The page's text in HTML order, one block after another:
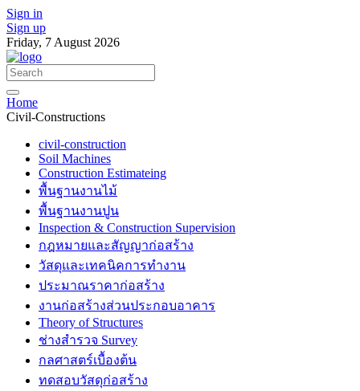
Sign in
Sign up
Friday, 7 August 2026
Home
Civil-Constructions
civil-construction
Soil Machines
Construction Estimateing
พื้นฐานงานไม้
พื้นฐานงานปูน
Inspection & Construction Supervision
กฎหมายและสัญญาก่อสร้าง
วัสดุและเทคนิคการทำงาน
ประมาณราคาก่อสร้าง
งานก่อสร้างส่วนประกอบอาคาร
Theory of Structures
ช่างสำรวจ Survey
กลศาสตร์เบื้องต้น
ทดสอบวัสดุก่อสร้าง